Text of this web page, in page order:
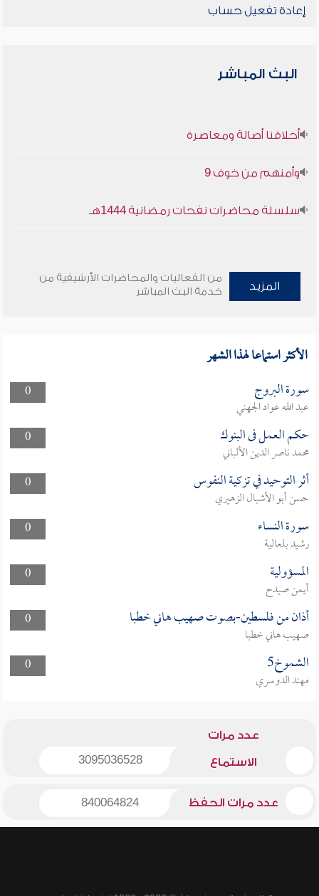
إعادة تفعيل حساب
البث المباشر
أخلاقنا أصالة ومعاصرة
وأمنهم من خوف 9
سلسلة محاضرات نفحات رمضانية 1444هـ
المزيد
من الفعاليات والمحاضرات الأرشيفية من
خدمة البث المباشر
الأكثر استماعا لهذا الشهر
0 سورة البروج
عبد الله عواد الجهني
0
حكم العمل فى البنوك
محمد ناصر الدين الألباني
0
أثر التوحيد في تزكية النفوس
حسن أبو الأشبال الزهيري
0
سورة النساء
رشيد بلعالية
0
المسؤولية
أيمن صيدح
0
أذان من فلسطين-بصوت صهيب هاني خطبا
صهيب هاني خطبا
0
الشموخ5
مهند الدوسري
عدد مرات
الاستماع 3095036528
عدد مرات الحفظ 840064824